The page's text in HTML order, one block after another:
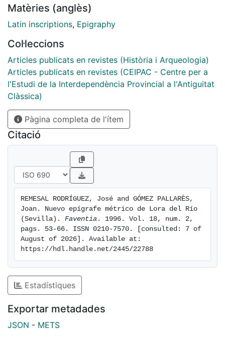
Matèries (anglès)
Latin inscriptions, Epigraphy
Col·leccions
Articles publicats en revistes (Història i Arqueologia)
Articles publicats en revistes (CEIPAC - Centre per a
l'Estudi de la Interdependència Provincial a l'Antiguitat
Clàssica)
Pàgina completa de l'ítem
Citació
REMESAL RODRÍGUEZ, José and GÓMEZ PALLARÈS,
Joan. Nuevo epígrafe métrico de Lora del Río
(Sevilla). Faventia . 1996. Vol. 18, num. 2,
pags. 53-66. ISSN 0210-7570. [consulted: 7 of
August of 2026]. Available at:
https://hdl.handle.net/2445/22788
Estadístiques
Exportar metadades
JSON - METS